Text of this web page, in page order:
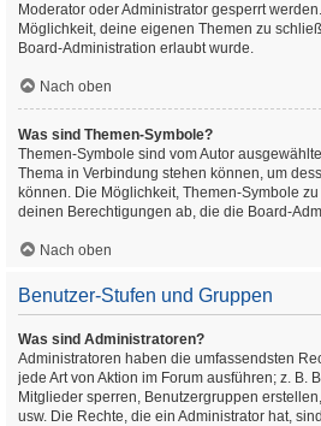
Moderator oder Administrator gesperrt
Möglichkeit, deine eigenen Themen zu
Board-Administration erlaubt wurde.
Nach oben
Was sind Themen-Symbole?
Themen-Symbole sind vom Autor
Thema in Verbindung stehen können, um
können. Die Möglichkeit, Themen-Symbole
deinen Berechtigungen ab, die die Board-
Nach oben
Benutzer-Stufen und Gruppen
Was sind Administratoren?
Administratoren haben die umfassendsten
jede Art von Aktion im Forum ausführen; z. B.
Mitglieder sperren, Benutzergruppen
usw. Die Rechte, die ein Administrator hat,